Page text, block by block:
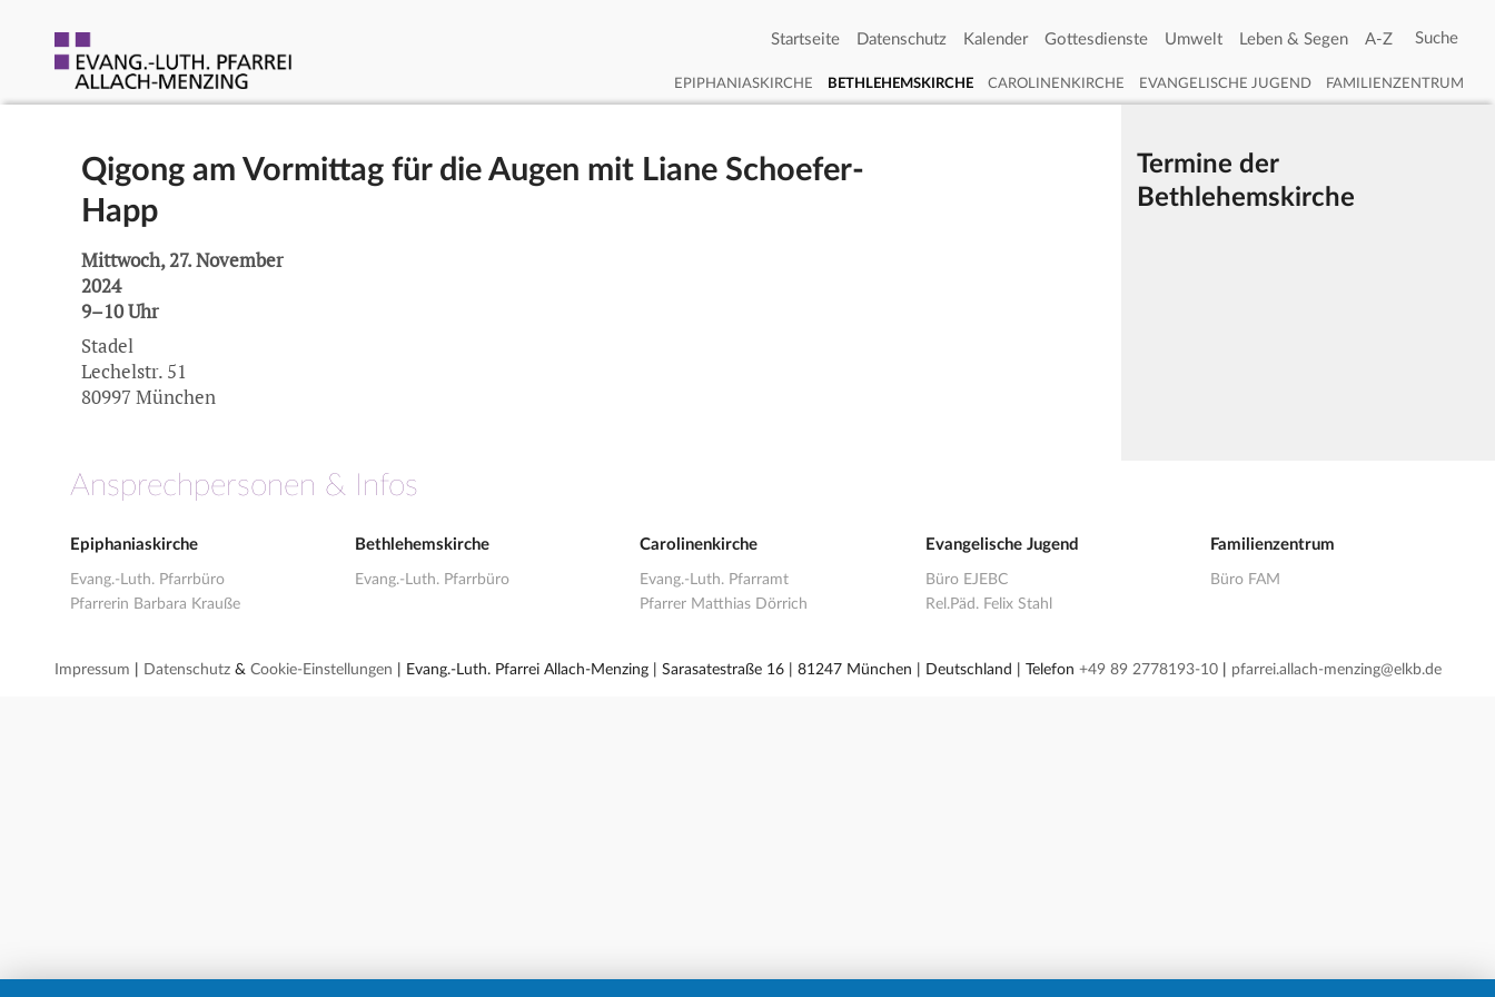
Startseite Datenschutz Kalender Gottesdienste Umwelt Leben & Segen A-Z
EPIPHANIASKIRCHE BETHLEHEMSKIRCHE CAROLINENKIRCHE EVANGELISCHE JUGEND FAMILIENZENTRUM
Qigong am Vormittag für die Augen mit Liane Schoefer-
Happ
Mittwoch, 27. November
2024
9–10 Uhr
Stadel
Lechelstr. 51
80997 München
Termine der
Bethlehemskirche
Ansprechpersonen & Infos
Epiphaniaskirche
Evang.-Luth. Pfarrbüro
Pfarrerin Barbara Krauße
Bethlehemskirche
Evang.-Luth. Pfarrbüro
Carolinenkirche
Evang.-Luth. Pfarramt
Pfarrer Matthias Dörrich
Evangelische Jugend
Büro EJEBC
Rel.Päd. Felix Stahl
Familienzentrum
Büro FAM
Impressum Datenschutz & Cookie-Einstellungen | Evang.-Luth. Pfarrei Allach-Menzing | Sarasatestraße 16 | 81247 München | Deutschland | Telefon +49 89 2778193-10 pfarrei.allach-menzing@elkb.de